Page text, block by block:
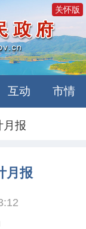
关怀版
互动 市情
月报
月报